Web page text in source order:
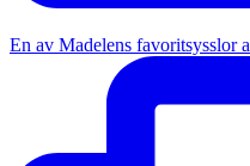
En av Madelens favoritsysslor